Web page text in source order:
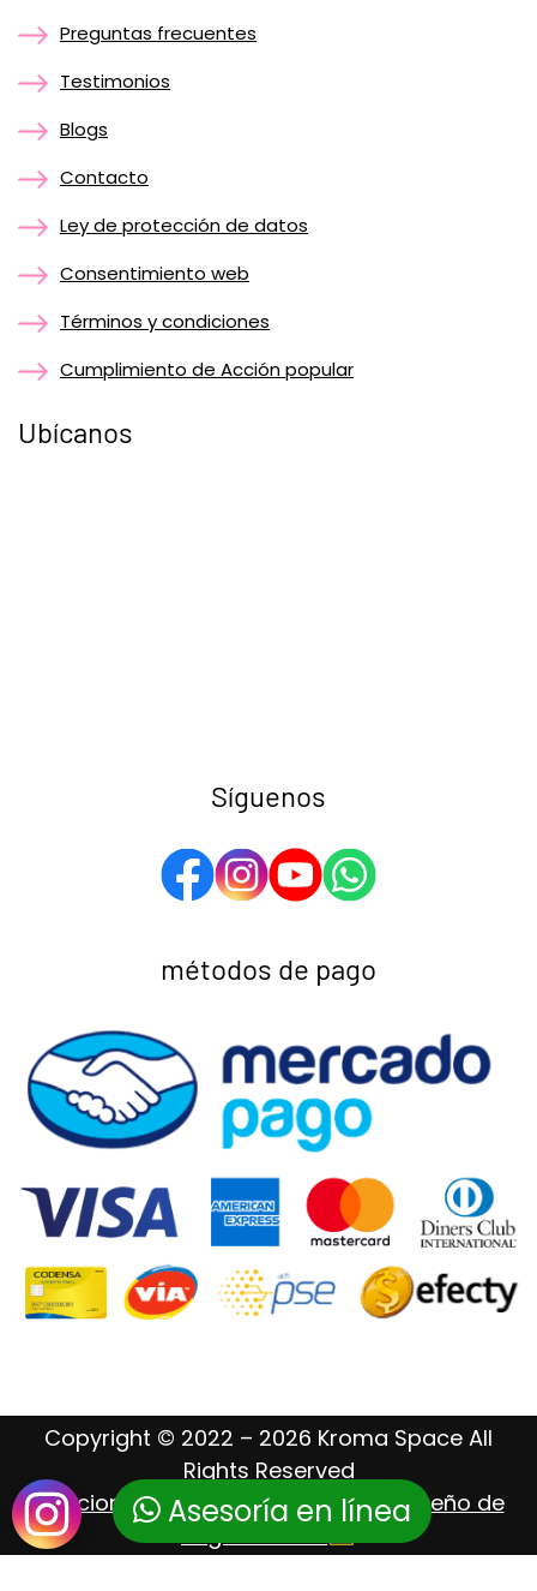
Asesoría en línea
Preguntas frecuentes
Testimonios
Blogs
Contacto
Ley de protección de datos
Consentimiento web
Términos y condiciones
Cumplimiento de Acción popular
Ubícanos
Síguenos
métodos de pago
Copyright © 2022 – 2026 Kroma Space All
Rights Reserved
Posicionamiento Web – Hosting – Diseño de